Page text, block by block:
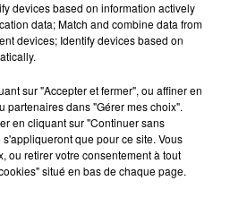
sort enfin le remix de « Love
» avec Kylie Minogue
devices based on information actively
data; Match and combine data from
devices; Identify devices based on
sur "Accepter et fermer", ou affiner en
partenaires dans "Gérer mes choix".
en cliquant sur "Continuer sans
que pour ce site. Vous
ou retirer votre consentement à tout
situé en bas de chaque page.